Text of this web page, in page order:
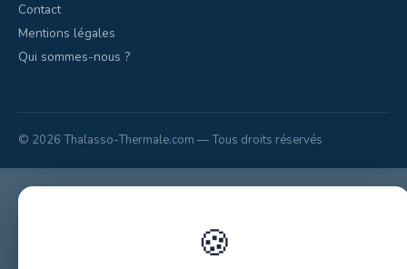
Contact
Mentions légales
Qui sommes-nous ?
© 2026 Thalasso-Thermale.com — Tous droits réservés
🍪